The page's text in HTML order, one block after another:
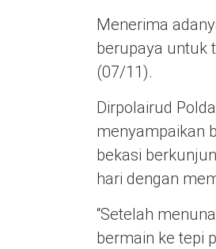
Menerima
berupaya untuk
(07/11).
Dirpolairud
menyampaikan
bekasi
hari dengan
“Setelah
bermain ke tepi